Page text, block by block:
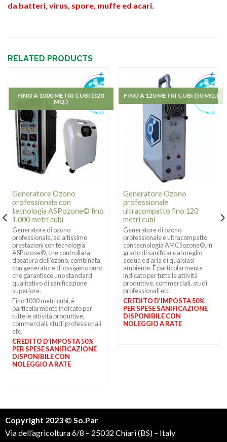
da batteri, virus, spore, muffe ed acari.
RELATED PRODUCTS
Generatore Ozono
professionale con
tecnologia ASPozone© fino
1.000 metri cubi
Generatore di ozono
professionale, ad altissime
prestazioni con tecnologia
ASPozone©, che controlla la
dosatura dell’ozono, combinata
con generatore di ossigeno puro
che garantisce uno standard
qualitativo di sanificazione
superiore.
Fino 1000 metri cubi, è
particolarmente indicato per
tutte le attività produttive,
commerciali, studi professionali
etc.
CREDITO D’IMPOSTA 50%
PER SPESE SANIFICAZIONE
DISPONIBILE CON
NOLEGGIO A RATE
FINO A 1000 METRI CUBI (320
MQ.)
Generatore Ozono
professionale
ultracompatto fino 120
metri cubi
Generatore di ozono
professionale e ultracompatto
con tecnologia AMCSozone®, in
grado di sanificare al meglio
acqua ed aria di qualsiasi
ambiente. È particolarmente
indicato per tutte le attività
produttive, commerciali, studi
professionali etc.
CREDITO D’IMPOSTA 50%
PER SPESE SANIFICAZIONE
DISPONIBILE CON
NOLEGGIO A RATE
FINO A 120 METRI CUBI (50 MQ.)
Copyright 2023 © So.Par
Via dell’agricoltura 6/8 – 25032 Chiari (BS) – Italy